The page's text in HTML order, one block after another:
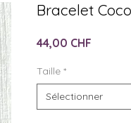
Bracelet Coco
44,00 CHF
Taille *
Sélectionner